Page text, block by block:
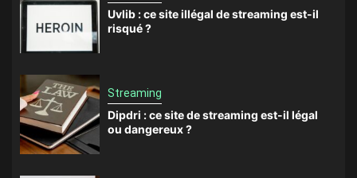
Uvlib : ce site illégal de streaming est-il
risqué ?
Streaming
Dipdri : ce site de streaming est-il légal
ou dangereux ?